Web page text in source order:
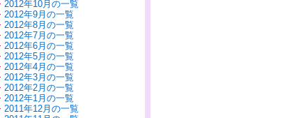
2012年10月の一覧
2012年9月の一覧
2012年8月の一覧
2012年7月の一覧
2012年6月の一覧
2012年5月の一覧
2012年4月の一覧
2012年3月の一覧
2012年2月の一覧
2012年1月の一覧
2011年12月の一覧